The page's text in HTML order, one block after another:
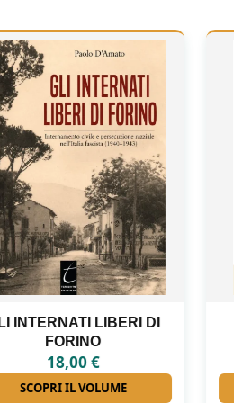
KRISIS
12,00€
SCOPRI IL VOLUME